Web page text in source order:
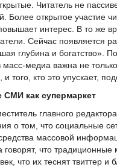
Читатель не
Более открытое участие
интерес. В то же
Сейчас появляется
глубина и богатство».
медиа важна не
и того, кто это упускает,
как супермаркет
главного
о том, что социальные
массовой
говорят, что
что их теснят твиттер и